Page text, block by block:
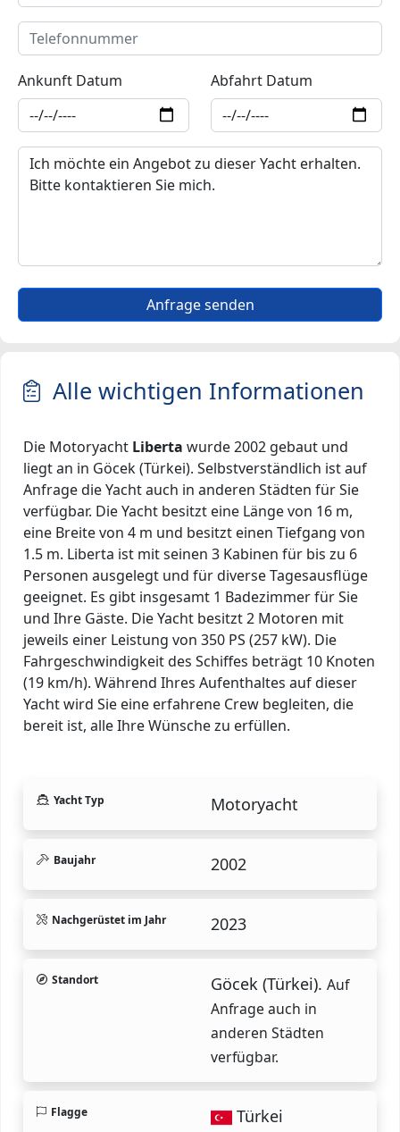
Ankunft Datum Abfahrt Datum
Anfrage senden
Alle wichtigen Informationen
Die Motoryacht Liberta wurde 2002 gebaut und
liegt an in Göcek (Türkei). Selbstverständlich ist auf
Anfrage die Yacht auch in anderen Städten für Sie
verfügbar. Die Yacht besitzt eine Länge von 16 m,
eine Breite von 4 m und besitzt einen Tiefgang von
1.5 m. Liberta ist mit seinen 3 Kabinen für bis zu 6
Personen ausgelegt und für diverse Tagesausflüge
geeignet. Es gibt insgesamt 1 Badezimmer für Sie
und Ihre Gäste. Die Yacht besitzt 2 Motoren mit
jeweils einer Leistung von 350 PS (257 kW). Die
Fahrgeschwindigkeit des Schiffes beträgt 10 Knoten
(19 km/h). Während Ihres Aufenthaltes auf dieser
Yacht wird Sie eine erfahrene Crew begleiten, die
bereit ist, alle Ihre Wünsche zu erfüllen.
Yacht Typ Motoryacht
Baujahr 2002
Nachgerüstet im Jahr 2023
Standort Göcek (Türkei). Auf
Anfrage auch in
anderen Städten
verfügbar.
Flagge Türkei